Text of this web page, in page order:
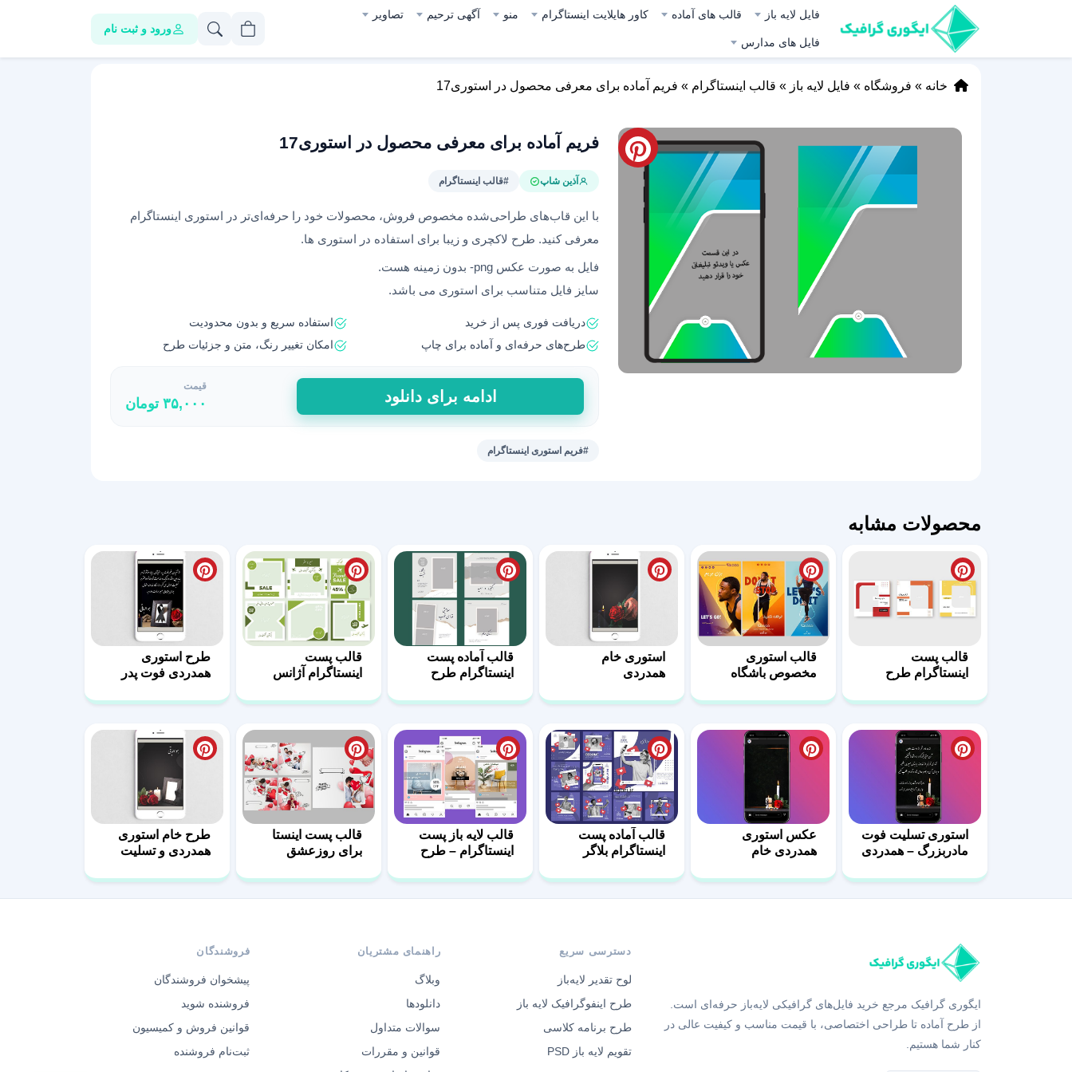
فایل لایه باز قالب های آماده کاور هایلایت اینستاگرام منو آگهی ترحیم تصاویر
فایل های مدارس
ورود و ثبت نام
خانه » فروشگاه » فایل لایه باز » قالب اینستاگرام » فریم آماده برای معرفی محصول در استوری17
فریم آماده برای معرفی محصول در استوری17
آذین شاپ #قالب اینستاگرام
با این قاب‌های طراحی‌شده مخصوص فروش، محصولات خود را حرفه‌ای‌تر در استوری اینستاگرام
معرفی کنید. طرح لاکچری و زیبا برای استفاده در استوری ها.
فایل به صورت عکس png- بدون زمینه هست.
سایز فایل متناسب برای استوری می باشد.
دریافت فوری پس از خرید
استفاده سریع و بدون محدودیت
طرح‌های حرفه‌ای و آماده برای چاپ
امکان تغییر رنگ، متن و جزئیات طرح
فریم
آماده
برای
معرفی
ادامه برای دانلود
قیمت
۳۵,۰۰۰ تومان
#فریم استوری اینستاگرام
محصولات مشابه
قالب پست
اینستاگرام طرح
قالب استوری
مخصوص باشگاه
استوری خام
همدردی
قالب آماده پست
اینستاگرام طرح
قالب پست
اینستاگرام آژانس
طرح استوری
همدردی فوت پدر
استوری تسلیت فوت
مادربزرگ – همدردی
عکس استوری
همدردی خام
قالب آماده پست
اینستاگرام بلاگر
قالب لایه باز پست
اینستاگرام – طرح
قالب پست اینستا
برای روزعشق
طرح خام استوری
همدردی و تسلیت
ایگوری گرافیک مرجع خرید فایل‌های گرافیکی لایه‌باز حرفه‌ای است.
از طرح آماده تا طراحی اختصاصی، با قیمت مناسب و کیفیت عالی در
کنار شما هستیم.
دسترسی سریع
لوح تقدیر لایه‌باز
طرح اینفوگرافیک لایه باز
طرح برنامه کلاسی
تقویم لایه باز PSD
راهنمای مشتریان
وبلاگ
دانلودها
سوالات متداول
قوانین و مقررات
فروشندگان
پیشخوان فروشندگان
فروشنده شوید
قوانین فروش و کمیسیون
ثبت‌نام فروشنده